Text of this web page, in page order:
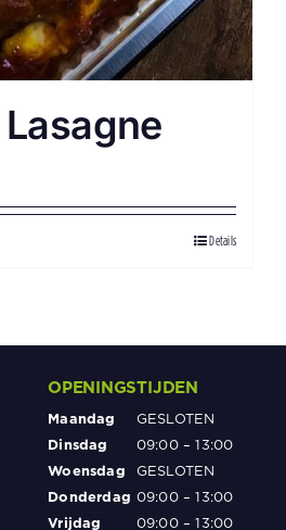
Details
OPENINGSTIJDEN
Maandag
GESLOTEN
Dinsdag
09:00 – 13:00
Woensdag
GESLOTEN
Donderdag 09:00 – 13:00
Vrijdag
09:00 – 13:00